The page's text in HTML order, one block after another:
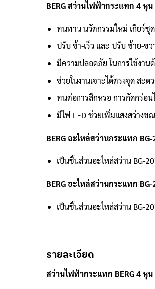
BERG สว่านไฟฟ้ากระแทก 4 หุน
ทนทาน นวัตกรรมใหม่ เกียร์ชุด
ปรับ ช้า-เร็ว และ ปรับ ซ้าย-ขว
มีความปลอดภัย ในการใช้งา
ช่วยในงานเจาะได้ตรงจุด สะดว
ทนต่อการสึกหรอ การกัดกร่อน
มีไฟ LED ช่วยเพิ่มแสงสว่างข
BERG อะไหล่สว่านกระแทก
เป็นชิ้นส่วนอะไหล่สว่าน BG-
BERG อะไหล่สว่านกระแทก
เป็นชิ้นส่วนอะไหล่สว่าน BG-
รายละเอียด
สว่านไฟฟ้ากระแทก BERG 4 หุน